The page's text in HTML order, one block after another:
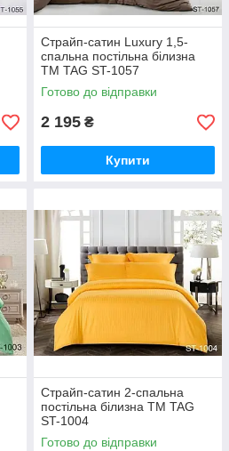
Страйп-сатин Luxury 1,5-
спальна постільна білизна
ТМ TAG ST-1057
Готово до відправки
2 195 ₴
Купити
Страйп-сатин 2-спальна
постільна білизна ТМ TAG
ST-1004
Готово до відправки